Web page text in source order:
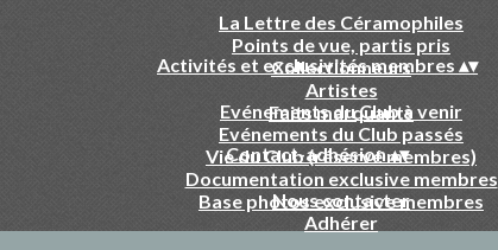
La Lettre des Céramophiles
Points de vue, partis pris
Collectionneurs
Artistes
Faits marquants
Activités et exclusivités membres ▴▾
Evénements du Club à venir
Evénements du Club passés
Vie du Club (réservé membres)
Documentation exclusive membres
Base photos exclusive membres
Contact-adhésion▴▾
Nous contacter
Adhérer